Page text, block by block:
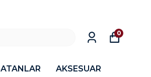
AKSESUAR
0